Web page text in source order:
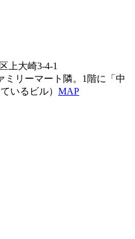
上大崎3-4-1
ミリーマート隣。1階に「中
いるビル） MAP